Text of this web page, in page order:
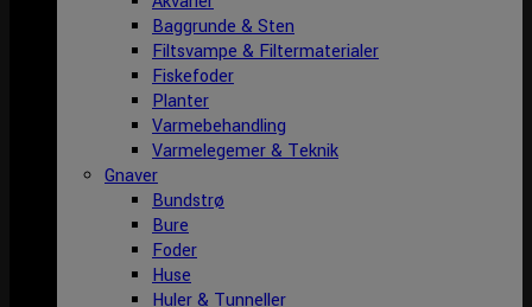
Baggrunde & Sten
Filtsvampe & Filtermaterialer
Fiskefoder
Planter
Varmebehandling
Varmelegemer & Teknik
Gnaver
Bundstrø
Bure
Foder
Huse
Huler & Tunneller